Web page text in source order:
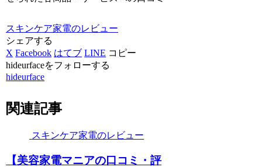
スキンケア家電のレビュー
シェアする
X Facebook はてブ LINE コピー
hideurfaceをフォローする
hideurface
関連記事
スキンケア家電のレビュー
【美容家電マニアの口コミ・評